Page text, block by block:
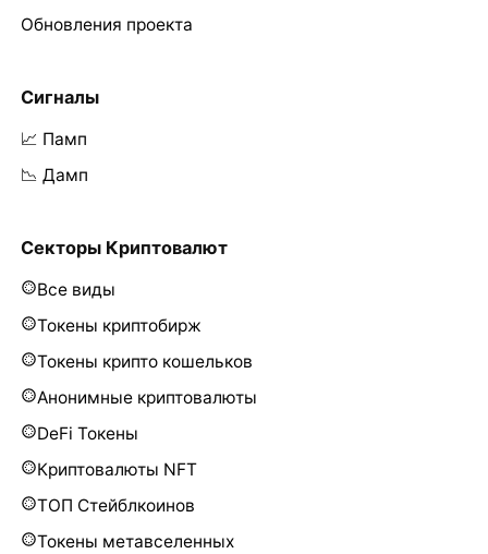
Обновления проекта
Сигналы
📈 Памп
📉 Дамп
Секторы Криптовалют
Все виды
Токены криптобирж
Токены крипто кошельков
Анонимные криптовалюты
DeFi Токены
Криптовалюты NFT
ТОП Стейблкоинов
Токены метавселенных